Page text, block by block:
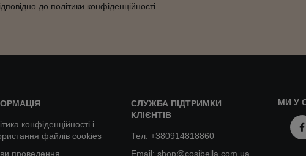
до політики конфіденційності
конфіденційності і
файлів cookies
проведення
СЛУЖБА ПІДТРИМКИ
КЛІЄНТІВ
Тел. +380914818860
Email: shop@cosibella.com.ua
МИ У